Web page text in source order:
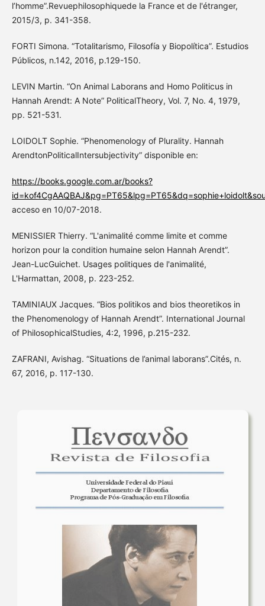
l’homme”.Revuephilosophiquede la France et de l'étranger,
2015/3, p. 341-358.
FORTI Simona. “Totalitarismo, Filosofía y Biopolítica”. Estudios
Públicos, n.142, 2016, p.129-150.
LEVIN Martin. “On Animal Laborans and Homo Politicus in
Hannah Arendt: A Note” PoliticalTheory, Vol. 7, No. 4, 1979,
pp. 521-531.
LOIDOLT Sophie. “Phenomenology of Plurality. Hannah
ArendtonPoliticalIntersubjectivity” disponible en:
https://books.google.com.ar/books?
acceso en 10/07-2018.
MENISSIER Thierry. “L'animalité comme limite et comme
horizon pour la condition humaine selon Hannah Arendt”.
Jean-LucGuichet. Usages politiques de l'animalité,
L'Harmattan, 2008, p. 223-252.
TAMINIAUX Jacques. “Bios politikos and bios theoretikos in
the Phenomenology of Hannah Arendt”. International Journal
of PhilosophicalStudies, 4:2, 1996, p.215-232.
ZAFRANI, Avishag. “Situations de l’animal laborans”.Cités, n.
67, 2016, p. 117-130.